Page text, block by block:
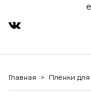
Главная Плёнки для